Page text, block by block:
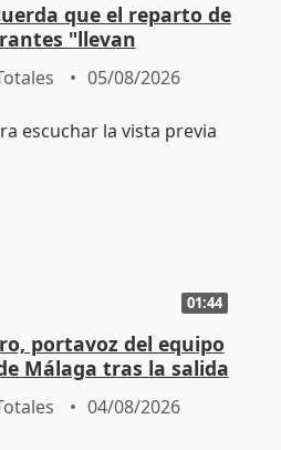
que el reparto de
"llevan
Gobierno" central
05/08/2026
01:44
portavoz del equipo
Málaga tras la salida
04/08/2026